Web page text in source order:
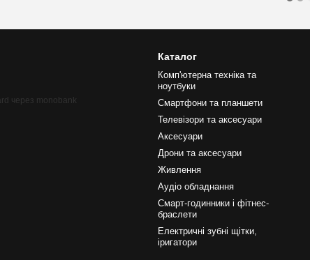
Каталог
Комп'ютерна техніка та
ноутбуки
Смартфони та планшети
Телевізори та аксесуари
Аксесуари
Дрони та аксесуари
Живлення
Аудіо обладнання
Смарт-годинники і фітнес-
браслети
Електричні зубні щітки,
іригатори